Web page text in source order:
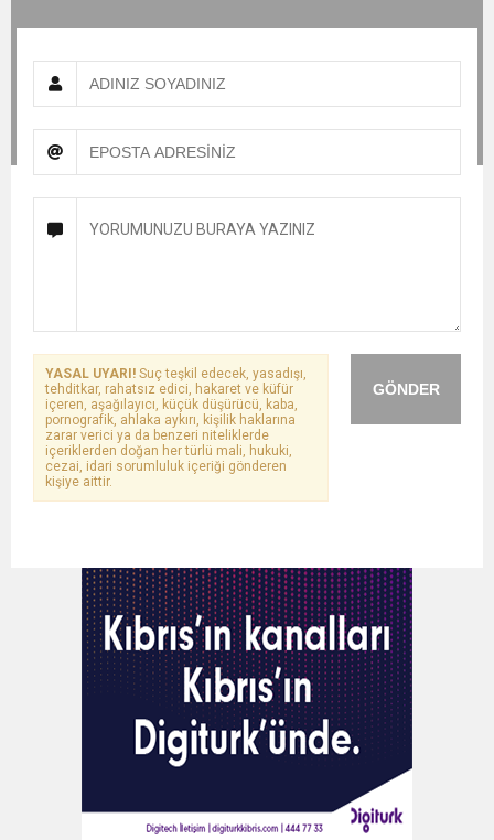
GÖNDER
YASAL UYARI! Suç teşkil edecek, yasadışı,
tehditkar, rahatsız edici, hakaret ve küfür
içeren, aşağılayıcı, küçük düşürücü, kaba,
pornografik, ahlaka aykırı, kişilik haklarına
zarar verici ya da benzeri niteliklerde
içeriklerden doğan her türlü mali, hukuki,
cezai, idari sorumluluk içeriği gönderen
kişiye aittir.